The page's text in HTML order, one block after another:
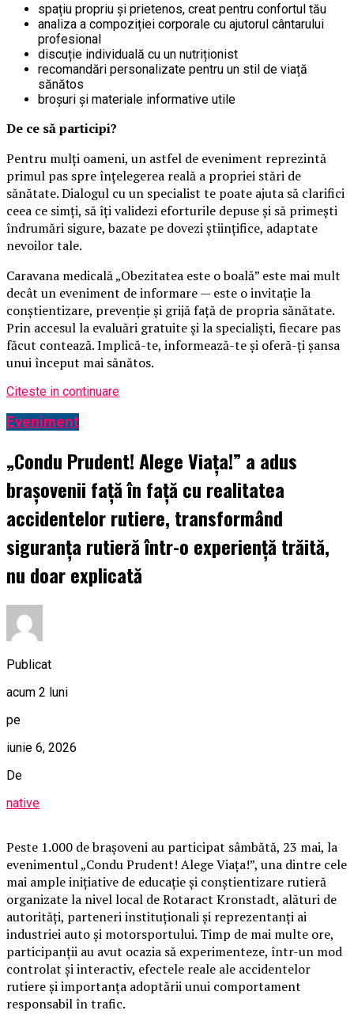
spațiu propriu și prietenos, creat pentru confortul tău
analiza a compoziției corporale cu ajutorul cântarului
profesional
discuție individuală cu un nutriționist
recomandări personalizate pentru un stil de viață
sănătos
broșuri și materiale informative utile
De ce să participi?
Pentru mulți oameni, un astfel de eveniment reprezintă
primul pas spre înțelegerea reală a propriei stări de
sănătate. Dialogul cu un specialist te poate ajuta să clarifici
ceea ce simți, să îți validezi eforturile depuse și să primești
îndrumări sigure, bazate pe dovezi științifice, adaptate
nevoilor tale.
Caravana medicală „Obezitatea este o boală” este mai mult
decât un eveniment de informare — este o invitație la
conștientizare, prevenție și grijă față de propria sănătate.
Prin accesul la evaluări gratuite și la specialiști, fiecare pas
făcut contează. Implică-te, informează-te și oferă-ți șansa
unui început mai sănătos.
Citeste in continuare
Eveniment
„Condu Prudent! Alege Viața!” a adus
brașovenii față în față cu realitatea
accidentelor rutiere, transformând
siguranța rutieră într-o experiență trăită,
nu doar explicată
Publicat
acum 2 luni
pe
iunie 6, 2026
De
native
Peste 1.000 de brașoveni au participat sâmbătă, 23 mai, la
evenimentul „Condu Prudent! Alege Viața!”, una dintre cele
mai ample inițiative de educație și conștientizare rutieră
organizate la nivel local de Rotaract Kronstadt, alături de
autorități, parteneri instituționali și reprezentanți ai
industriei auto și motorsportului. Timp de mai multe ore,
participanții au avut ocazia să experimenteze, într-un mod
controlat și interactiv, efectele reale ale accidentelor
rutiere și importanța adoptării unui comportament
responsabil în trafic.